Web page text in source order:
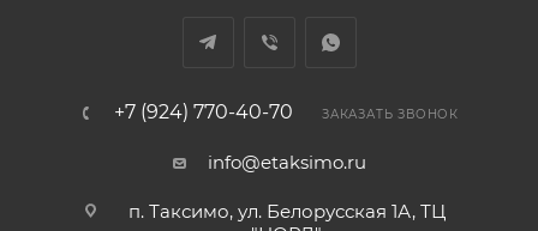
+7 (924) 770-40-70 ЗАКАЗАТЬ ЗВОНОК
info@etaksimo.ru
п. Таксимо, ул. Белорусская 1А, ТЦ